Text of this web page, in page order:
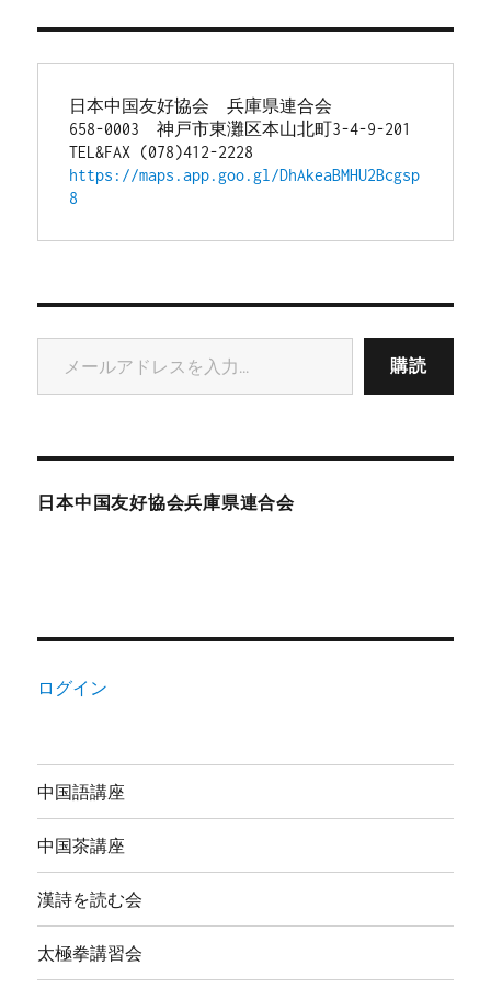
日本中国友好協会　兵庫県連合会
658-0003　神戸市東灘区本山北町3-4-9-201
TEL&FAX (078)412-2228
https://maps.app.goo.gl/DhAkeaBMHU2Bcgsp
8
メールアドレスを入力...
購読
日本中国友好協会兵庫県連合会
ログイン
中国語講座
中国茶講座
漢詩を読む会
太極拳講習会